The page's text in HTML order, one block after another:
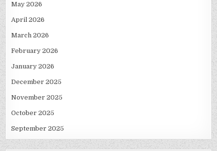
May 2026
April 2026
March 2026
February 2026
January 2026
December 2025
November 2025
October 2025
September 2025